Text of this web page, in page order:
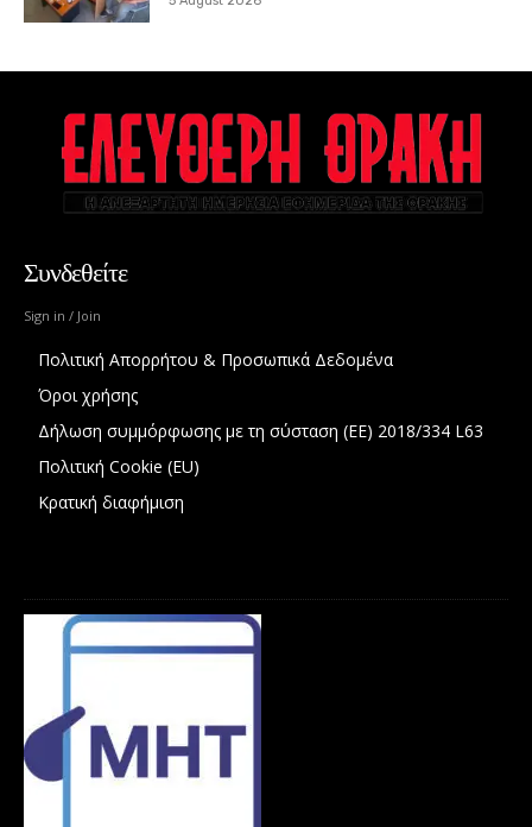
Συνδεθείτε
Sign in / Join
Πολιτική Απορρήτου & Προσωπικά Δεδομένα
Όροι χρήσης
Δήλωση συμμόρφωσης με τη σύσταση (ΕΕ) 2018/334 L63
Πολιτική Cookie (EU)
Κρατική διαφήμιση